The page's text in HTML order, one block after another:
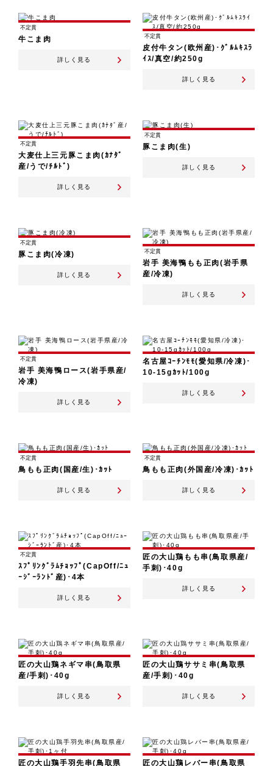
不定貫
牛こま肉
詳しく見る
不定貫
皮付牛タン(欧州産)･ｸﾞﾙﾑｷｽﾗ
ｲｽ/真空/約250g
詳しく見る
不定貫
大麦仕上三元豚こま肉(ｶﾅﾀﾞ
産/うで/ﾁﾙﾄﾞ)
詳しく見る
不定貫
豚こま肉(生)
詳しく見る
不定貫
豚こま肉(冷凍)
詳しく見る
不定貫
岩手 美海鴨もも正肉(岩手県
産/冷凍)
詳しく見る
不定貫
岩手 美海鴨ロース(岩手県産/
冷凍)
詳しく見る
名古屋ｺｰﾁﾝﾓﾓ(愛知県/冷凍)･
10-15gｶｯﾄ/100g
詳しく見る
不定貫
鳥もも正肉(国産/生)･ｶｯﾄ
詳しく見る
不定貫
鳥もも正肉(外国産/冷凍)･ｶｯﾄ
詳しく見る
不定貫
ｽﾌﾟﾘﾝｸﾞﾗﾑﾁｮｯﾌﾟ(CapOff/ﾆｭ
ｰｼﾞｰﾗﾝﾄﾞ産)･4本
詳しく見る
匠の大山鶏もも串(鳥取県産/
手刺)･40g
詳しく見る
匠の大山鶏ネギマ串(鳥取県
産/手刺)･40g
詳しく見る
匠の大山鶏ササミ串(鳥取県
産/手刺)･40g
詳しく見る
匠の大山鶏手羽先串(鳥取県 匠の大山鶏レバー串(鳥取県